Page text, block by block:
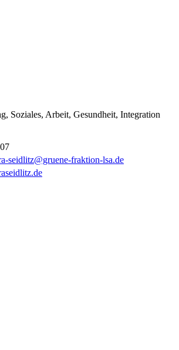
Soziales, Arbeit, Gesundheit, Integration
seidlitz@gruene-fraktion-lsa.de